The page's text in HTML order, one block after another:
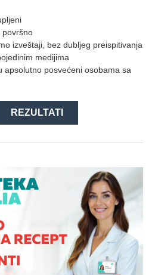
površno
izveštaji, bez dubljeg preispitivanja
medijima
apsolutno posvećeni osobama sa
REZULTATI